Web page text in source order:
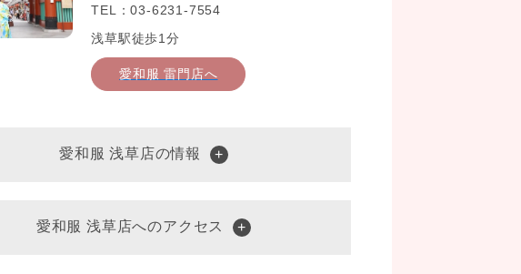
TEL：03-6231-7554
浅草駅徒歩1分
愛和服 雷門店へ
愛和服 浅草店の情報
愛和服 浅草店へのアクセス